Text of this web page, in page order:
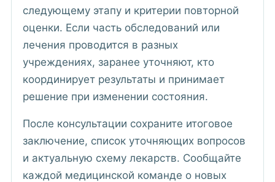
следующему этапу и критерии повторной
оценки. Если часть обследований или
лечения проводится в разных
учреждениях, заранее уточняют, кто
координирует результаты и принимает
решение при изменении состояния.
После консультации сохраните итоговое
заключение, список уточняющих вопросов
и актуальную схему лекарств. Сообщайте
каждой медицинской команде о новых